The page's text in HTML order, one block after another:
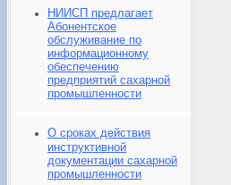
НИИСП предлагает
Абонентское
обслуживание по
информационному
обеспечению
предприятий сахарной
промышленности
О сроках действия
инструктивной
документации сахарной
промышленности